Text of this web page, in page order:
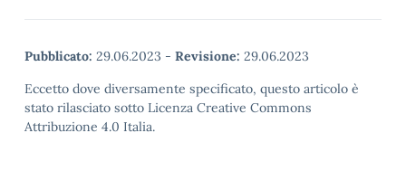
Pubblicato: 29.06.2023 - Revisione: 29.06.2023
Eccetto dove diversamente specificato, questo articolo è
stato rilasciato sotto Licenza Creative Commons
Attribuzione 4.0 Italia.